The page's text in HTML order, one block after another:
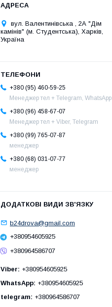
вул. Валентинівська , 2А "Дім
камінів" (м. Студентська), Харків,
Україна
+380 (95) 460-59-25
Менеджер тел + Telegram, WhatsApp
+380 (96) 458-67-07
Менеджер тел + Viber, Telegram
+380 (99) 765-07-87
менеджер
+380 (68) 031-07-77
менеджер
b24drova@gmail.com
+380954605925
+380964586707
Viber
+380954605925
WhatsApp +380954605925
telegram
+380964586707